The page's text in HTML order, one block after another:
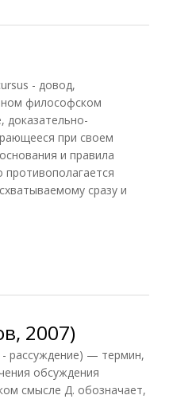
- довод,
философском
доказательно-
при своем
и правила
сразу и
2007)
рассуждение) — термин,
обсуждения
смысле Д. обозначает,